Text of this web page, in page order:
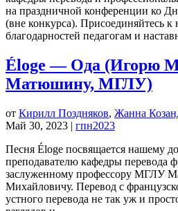
на праздничной конференции ко
(вне конкурса). Присоединяйтесь
благодарностей педагогам и
Éloge — Ода (Игорю
Матюшину, МГЛУ)
от Кирилл Поздняков, Жанна
Май 30, 2023 | гпн2023
Песня Éloge посвящается нашему
преподавателю кафедры перевода
заслуженному профессору МГЛУ
Михайловичу. Перевод с
устного перевода не так уж и